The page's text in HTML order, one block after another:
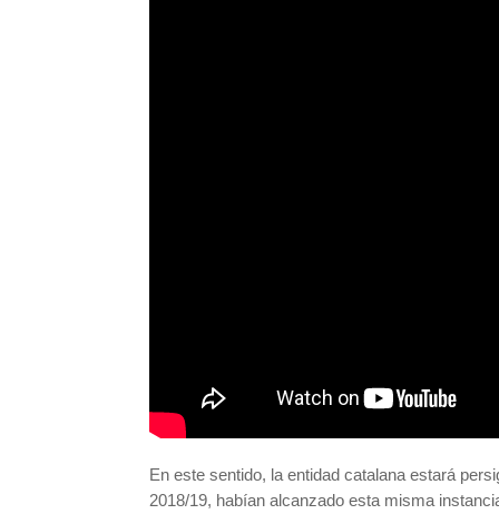
En este sentido, la entidad catalana estará
2018/19, habían alcanzado esta misma